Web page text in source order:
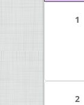
1
2